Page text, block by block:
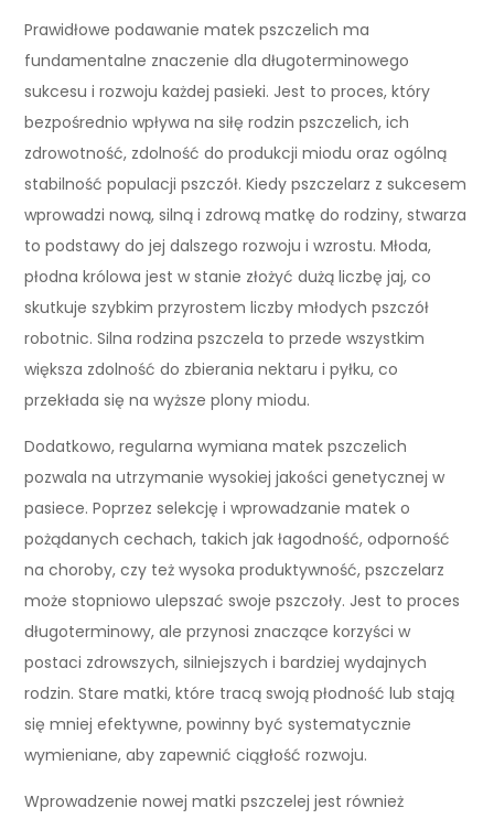
Prawidłowe podawanie matek pszczelich ma
fundamentalne znaczenie dla długoterminowego
sukcesu i rozwoju każdej pasieki. Jest to proces, który
bezpośrednio wpływa na siłę rodzin pszczelich, ich
zdrowotność, zdolność do produkcji miodu oraz ogólną
stabilność populacji pszczół. Kiedy pszczelarz z sukcesem
wprowadzi nową, silną i zdrową matkę do rodziny, stwarza
to podstawy do jej dalszego rozwoju i wzrostu. Młoda,
płodna królowa jest w stanie złożyć dużą liczbę jaj, co
skutkuje szybkim przyrostem liczby młodych pszczół
robotnic. Silna rodzina pszczela to przede wszystkim
większa zdolność do zbierania nektaru i pyłku, co
przekłada się na wyższe plony miodu.
Dodatkowo, regularna wymiana matek pszczelich
pozwala na utrzymanie wysokiej jakości genetycznej w
pasiece. Poprzez selekcję i wprowadzanie matek o
pożądanych cechach, takich jak łagodność, odporność
na choroby, czy też wysoka produktywność, pszczelarz
może stopniowo ulepszać swoje pszczoły. Jest to proces
długoterminowy, ale przynosi znaczące korzyści w
postaci zdrowszych, silniejszych i bardziej wydajnych
rodzin. Stare matki, które tracą swoją płodność lub stają
się mniej efektywne, powinny być systematycznie
wymieniane, aby zapewnić ciągłość rozwoju.
Wprowadzenie nowej matki pszczelej jest również